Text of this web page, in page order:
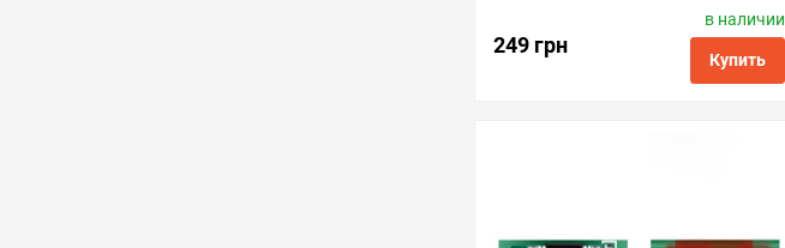
249 грн
в наличии
Купить
Apex Microelectronics
Код товара:
cc.mc-05